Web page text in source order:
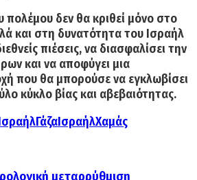
δεν θα κριθεί μόνο στο
και στη δυνατότητα του Ισραήλ
πιέσεις, να διασφαλίσει την
και να αποφύγει μια
που θα μπορούσε να εγκλωβίσει
κύκλο βίας και αβεβαιότητας.
ΓάζαΙσραήλΧαμάς
μεταρρύθμιση